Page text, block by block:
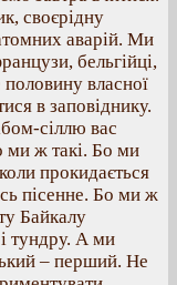
своєрідну
аварій. Ми
бельгійці,
власної
в заповіднику.
сіллю вас
ми ж такі. Бо ми
прокидається
пісенне. Бо ми ж
Байкалу
і тундру. А ми
– перший. Не